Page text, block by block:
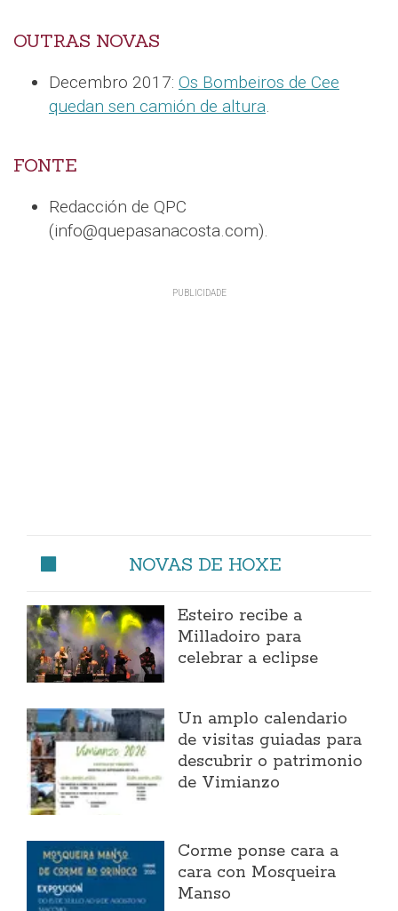
OUTRAS NOVAS
Decembro 2017: Os Bombeiros de Cee
quedan sen camión de altura.
FONTE
Redacción de QPC
(info@quepasanacosta.com).
NOVAS DE HOXE
Esteiro recibe a
Milladoiro para
celebrar a eclipse
Un amplo calendario
de visitas guiadas para
descubrir o patrimonio
de Vimianzo
Corme ponse cara a
cara con Mosqueira
Manso